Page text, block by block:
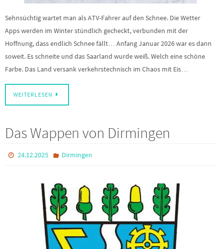
Sehnsüchtig wartet man als ATV-Fahrer auf den Schnee. Die Wetter
Apps werden im Winter stündlich gecheckt, verbunden mit der
Hoffnung, dass endlich Schnee fällt… Anfang Januar 2026 war es dann
soweit. Es schneite und das Saarland wurde weiß. Welch eine schöne
Farbe. Das Land versank verkehrstechnisch im Chaos mit Eis…
WEITERLESEN
Das Wappen von Dirmingen
24.12.2025 Dirmingen